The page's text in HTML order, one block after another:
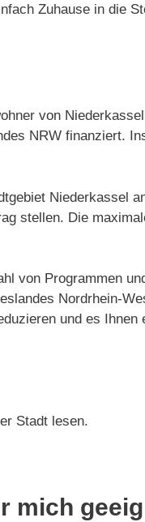
Zuhause in die
von
NRW finanziert.
Niederkassel
stellen. Die
von Programmen
Nordrhein-
und es Ihnen
Stadt lesen.
mich